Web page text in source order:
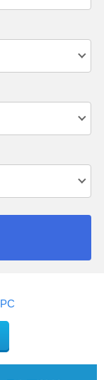
PC